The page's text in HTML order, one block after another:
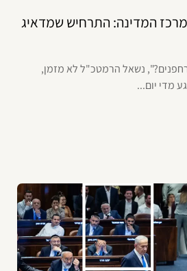
המדינה: התרחיש שמדאיג
נשאל הרמטכ"ל לא מזמן,
מדי יום...